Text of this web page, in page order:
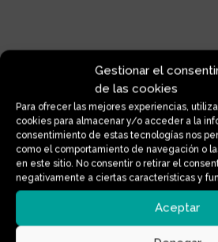
Gestionar el
de las cookies
Para ofrecer las mejores experiencias,
cookies para almacenar y/o acceder a la
consentimiento de estas tecnologías nos
como el comportamiento de navegación o
en este sitio. No consentir o retirar el
negativamente a ciertas características y
Aceptar
CABEZALES
BIOPLÁSTICO
cantidad
Añadir al
Información adicional
Dureza
Suave, Medio